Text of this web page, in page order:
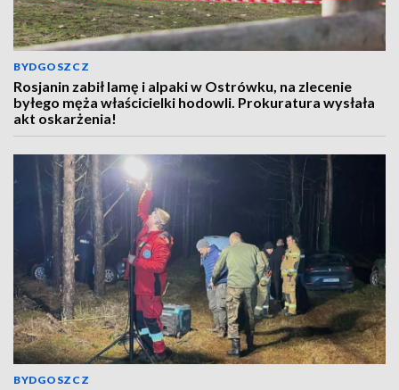
BYDGOSZCZ
Rosjanin zabił lamę i alpaki w Ostrówku, na zlecenie
byłego męża właścicielki hodowli. Prokuratura wysłała
akt oskarżenia!
BYDGOSZCZ